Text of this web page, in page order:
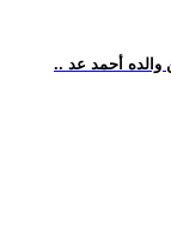
والده أحمد عد